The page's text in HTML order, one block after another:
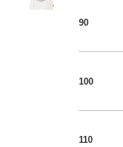
90
100
110